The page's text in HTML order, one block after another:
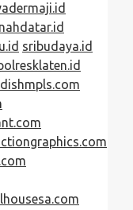
sribudaya.id